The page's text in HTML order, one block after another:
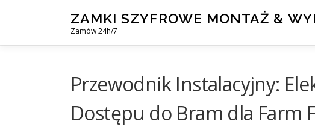
ZAMKI SZYFROWE MONTAŻ &
Zamów 24h/7
Przewodnik Instalacyjny:
Dostępu do Bram dla Farm